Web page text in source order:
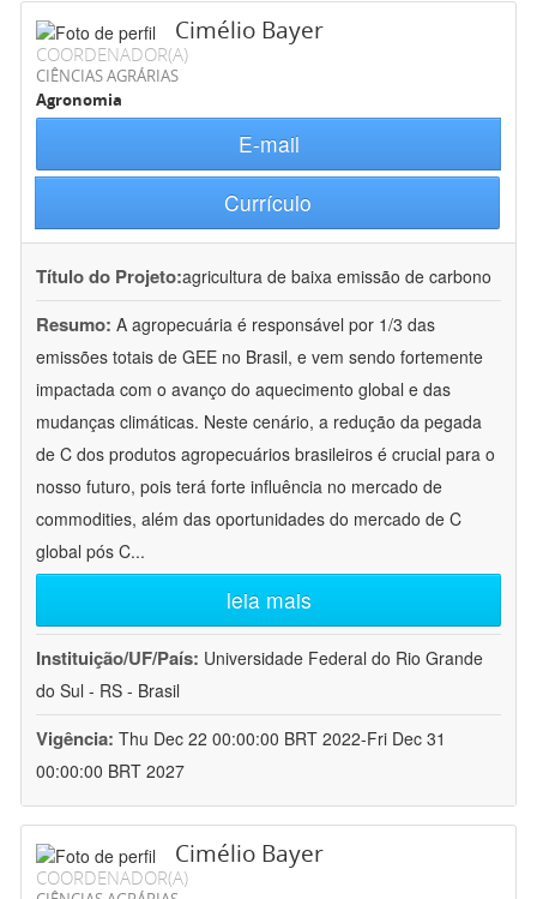
Cimélio Bayer
COORDENADOR(A)
CIÊNCIAS AGRÁRIAS
Agronomia
E-mail
Currículo
Título do Projeto:agricultura de baixa emissão de carbono
Resumo: A agropecuária é responsável por 1/3 das
emissões totais de GEE no Brasil, e vem sendo fortemente
impactada com o avanço do aquecimento global e das
mudanças climáticas. Neste cenário, a redução da pegada
de C dos produtos agropecuários brasileiros é crucial para o
nosso futuro, pois terá forte influência no mercado de
commodities, além das oportunidades do mercado de C
global pós C...
leia mais
Instituição/UF/País: Universidade Federal do Rio Grande
do Sul - RS - Brasil
Vigência: Thu Dec 22 00:00:00 BRT 2022-Fri Dec 31
00:00:00 BRT 2027
Cimélio Bayer
COORDENADOR(A)